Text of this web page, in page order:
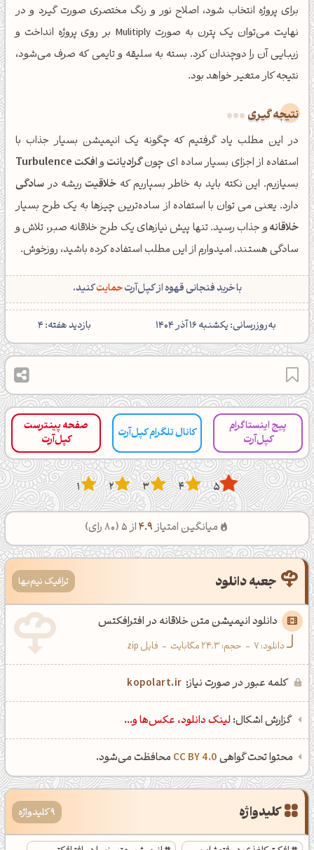
برای پروژه انتخاب شود، اصلاح نور و رنگ مختصری صورت گیرد و در
نهایت می‌توان یک پترن به صورت Mulitiply بر روی پروژه انداخت و
زیبایی آن را دوچندان کرد. بسته به سلیقه و تایمی که صرف می‌شود،
نتیجه کار متغیر خواهد بود.
نتیجه گیری
در این مطلب یاد گرفتیم که چگونه یک انیمیشن بسیار جذاب با
استفاده از اجزای بسیار ساده ای چونگرادیانتوافکت Turbulence
بسیازیم. این نکته باید به خاطر بسپاریم که خلاقیت ریشه درسادگی
دارد. یعنی می توان با استفاده از ساده‌ترین چیزها به یک طرح بسیار
خلاقانهو جذاب رسید. تنها پیش نیازهای یک طرح خلاقانه صبر، تلاش و
سادگی هستند. امیدوارم از این مطلب استفاده کرده باشید، روزخوش.
با خرید فنجانی قهوه از کپل‌آرتحمایتکنید.
‌به‌روزرسانی: یکشنبه 16 آذر 1404 بازدید هفته: 4
پیج اینستاگرام
کپل‌آرت
کانال تلگرام کپل‌آرت
صفحه پینترست
کپل‌آرت
5
4
3
2
1
میانگین امتیاز4.9از 5 ( 80رای)
جعبه دانلود ترافیک نیم‌بها
دانلود انیمیشن متن خلاقانه در افترافکتس
دانلود:7
- حجم: 24.3 مگابایت - فایل zip
کلمه عبور در صورت نیاز: kopolart.ir
گزارش اشکال: لینک دانلود، عکس‌ها و...
محتوا تحت گواهیCC BY 4.0 محافظت می‌شود.
کلیدواژه 9 کلیدواژه
ظهرت بخیر❤️
کپل‌آرت رو دنبال کن!